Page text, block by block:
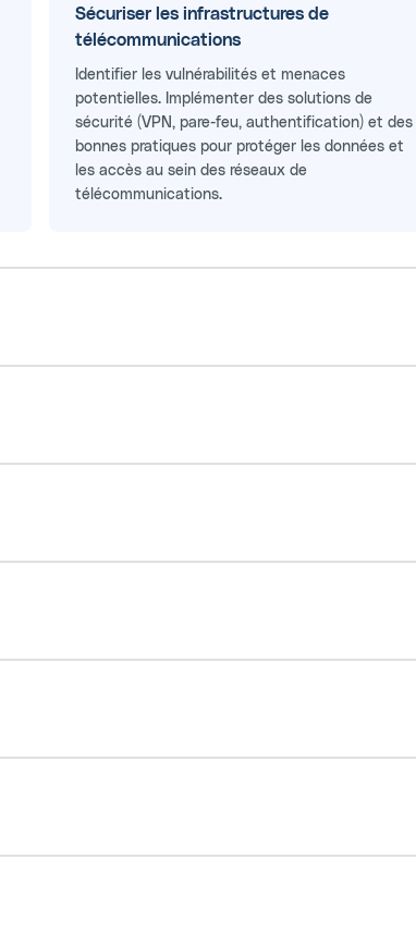
Sécuriser les infrastructures de
télécommunications
Identifier les vulnérabilités et menaces
potentielles. Implémenter des solutions de
sécurité (VPN, pare-feu, authentification) et des
bonnes pratiques pour protéger les données et
les accès au sein des réseaux de
télécommunications.